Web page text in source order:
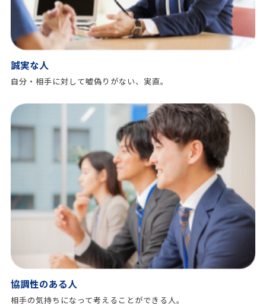
誠実な人
自分・相手に対して嘘偽りがない、実直。
協調性のある人
相手の気持ちになって考えることができる人。